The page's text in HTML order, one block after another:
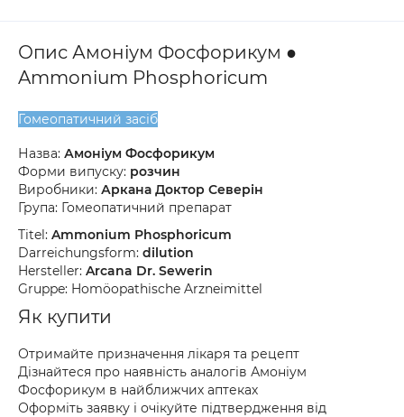
Опис Амоніум Фосфорикум ●
Ammonium Phosphoricum
Гомеопатичний засіб
Назва: Амоніум Фосфорикум
Форми випуску: розчин
Виробники: Аркана Доктор Северін
Група: Гомеопатичний препарат
Titel: Ammonium Phosphoricum
Darreichungsform: dilution
Hersteller: Arcana Dr. Sewerin
Gruppe: Homöopathische Arzneimittel
Як купити
Отримайте призначення лікаря та рецепт
Дізнайтеся про наявність аналогів Амоніум
Фосфорикум в найближчих аптеках
Оформіть заявку і очікуйте підтвердження від